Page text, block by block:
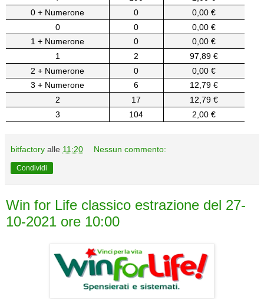
0 + Numerone
0
0,00 €
0
0
0,00 €
1 + Numerone
0
0,00 €
1
2
97,89 €
2 + Numerone
0
0,00 €
3 + Numerone
6
12,79 €
2
17
12,79 €
3
104 2,00 €
bitfactory alle 11:20 Nessun commento:
Condividi
Win for Life classico estrazione del 27-
10-2021 ore 10:00